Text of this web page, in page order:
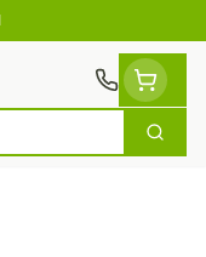
Zoek